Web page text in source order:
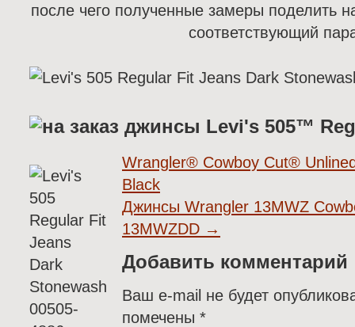
после чего полученные замеры поделить
соответствующий
Wrangler® Cowboy Cut®
Black
Джинсы Wrangler 13MWZ
13MWZDD →
Добавить комментарий
Ваш e-mail не будет
помечены *